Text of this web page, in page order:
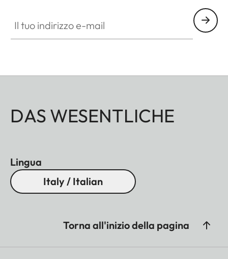
DAS WESENTLICHE
Lingua
Italy / Italian
Torna all'inizio della pagina